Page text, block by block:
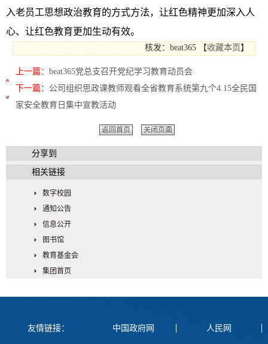
入老员工思想政治教育的方式方法，让红色精神更加深入人
心、让红色教育更加生动有效。
核发：beat365 【收藏本页】
上一篇： beat365党总支召开党纪学习教育动员会
下一篇： 公司组织思政课教师观看全省教育系统第九个4.15全民国
家安全教育日集中宣教活动
返回首页 关闭页面
分享到
相关链接
数字校园
通知公告
信息公开
图书馆
教育基金会
集团首页
友情链接： 中国政府网 人民网